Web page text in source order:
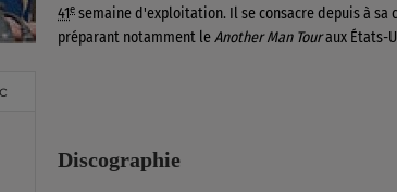
41e semaine d'exploitation. Il se consacre depuis à
préparant notamment leAnother Man Touraux États-
Discographie